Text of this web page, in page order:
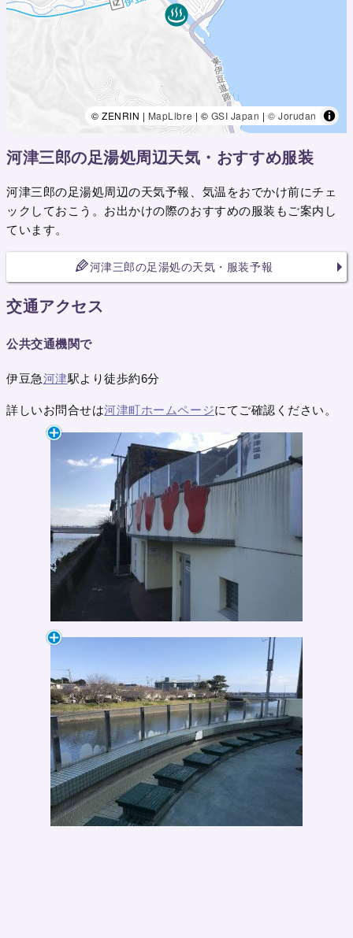
© ZENRIN | MapLibre | © GSI Japan |© Jorudan
河津三郎の足湯処周辺天気・おすすめ服装
河津三郎の足湯処周辺の天気予報、気温をおでかけ前にチェ
ックしておこう。お出かけの際のおすすめの服装もご案内し
ています。
河津三郎の足湯処の天気・服装予報
交通アクセス
公共交通機関で
伊豆急河津駅より徒歩約6分
詳しいお問合せは河津町ホームページにてご確認ください。